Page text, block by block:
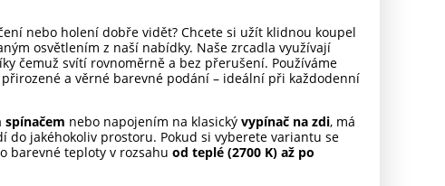
nebo holení dobře vidět? Chcete si užít klidnou koupel
osvětlením z naší nabídky. Naše zrcadla využívají
čemuž svítí rovnoměrně a bez přerušení. Používáme
a věrné barevné podání – ideální při každodenní
spínačem nebo napojením na klasický vypínač na zdi, má
do jakéhokoliv prostoru. Pokud si vyberete variantu se
barevné teploty v rozsahu od teplé (2700 K) až po